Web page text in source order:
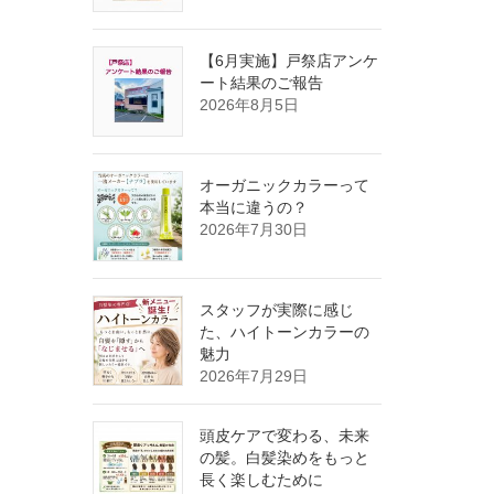
【6月実施】戸祭店アンケ
ート結果のご報告
2026年8月5日
オーガニックカラーって
本当に違うの？
2026年7月30日
スタッフが実際に感じ
た、ハイトーンカラーの
魅力
2026年7月29日
頭皮ケアで変わる、未来
の髪。白髪染めをもっと
長く楽しむために